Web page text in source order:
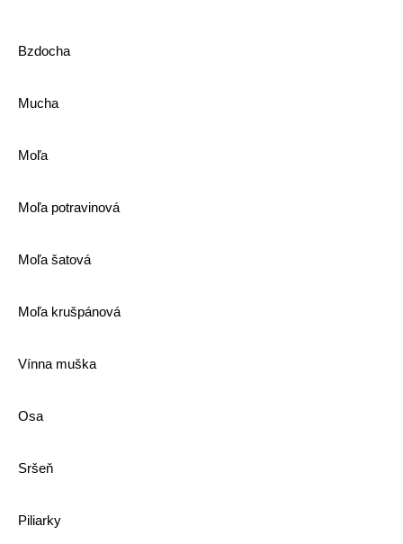
Bzdocha
Mucha
Moľa
Moľa potravinová
Moľa šatová
Moľa krušpánová
Vínna muška
Osa
Sršeň
Piliarky